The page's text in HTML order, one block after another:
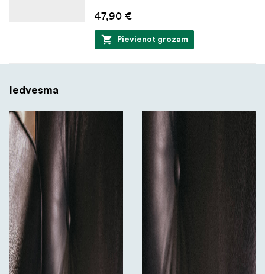
47,90 €
Pievienot grozam
Iedvesma